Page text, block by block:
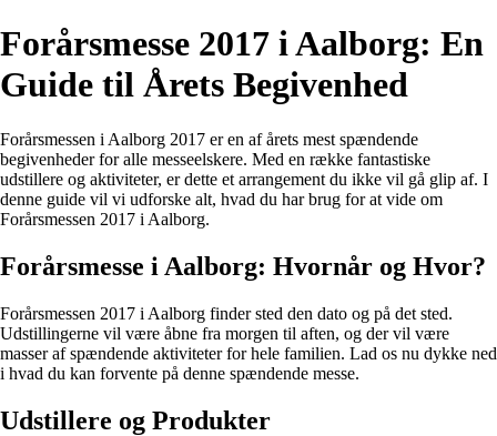
Forårsmesse 2017 i Aalborg: En
Guide til Årets Begivenhed
Forårsmessen i Aalborg 2017 er en af årets mest spændende
begivenheder for alle messeelskere. Med en række fantastiske
udstillere og aktiviteter, er dette et arrangement du ikke vil gå glip af. I
denne guide vil vi udforske alt, hvad du har brug for at vide om
Forårsmessen 2017 i Aalborg.
Forårsmesse i Aalborg: Hvornår og Hvor?
Forårsmessen 2017 i Aalborg finder sted den dato og på det sted.
Udstillingerne vil være åbne fra morgen til aften, og der vil være
masser af spændende aktiviteter for hele familien. Lad os nu dykke ned
i hvad du kan forvente på denne spændende messe.
Udstillere og Produkter